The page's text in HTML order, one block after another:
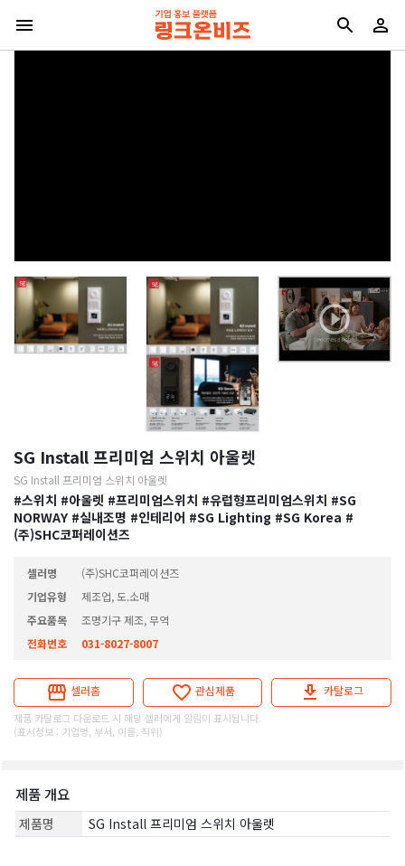
SG Install 프리미엄 스위치 아울렛
SG Install 프리미엄 스위치 아울렛
#스위치 #아울렛 #프리미엄스위치 #유럽형프리미엄스위치 #SG
NORWAY #실내조명 #인테리어 #SG Lighting #SG Korea #
(주)SHC코퍼레이션즈
셀러명
(주)SHC코퍼레이션즈
기업유형
제조업, 도.소매
주요품목
조명기구 제조, 무역
전화번호
031-8027-8007
셀러홈 관심제품 카탈로그
제품 카탈로그 다운로드 시 해당 셀러에게 알림이 표시됩니다.
(표시정보 : 기업명, 부서, 이름, 직위)
제품 개요
제품명 SG Install 프리미엄 스위치 아울렛